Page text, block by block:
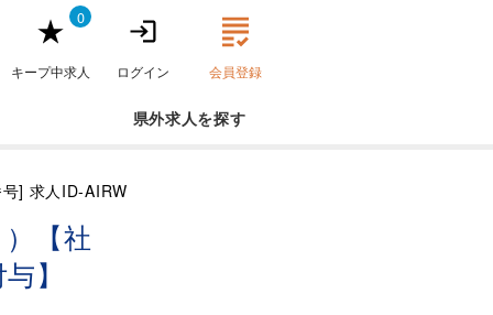
0
キープ中求人 ログイン 会員登録
県外求人
] 求人ID-AIRW
【社
】